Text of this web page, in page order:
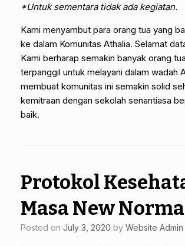
*Untuk sementara tidak ada kegiatan.
Kami menyambut para orang tua yang
ke dalam Komunitas Athalia. Selamat
Kami berharap semakin banyak orang
terpanggil untuk melayani dalam wadah
membuat komunitas ini semakin solid
kemitraan dengan sekolah senantiasa
baik.
Protokol
Masa New
Posted on July 3, 2020 by Website Admin